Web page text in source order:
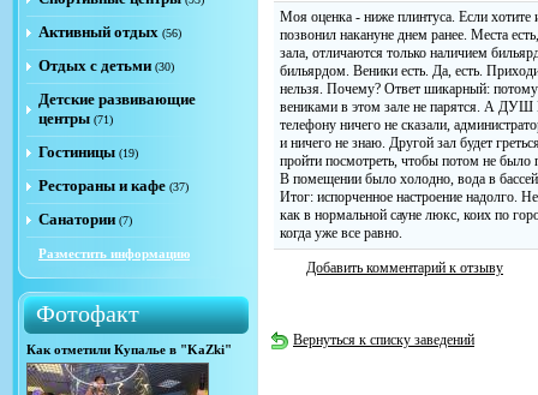
Активный отдых (56)
Отдых с детьми (30)
Детские развивающие
центры (71)
Гостиницы (19)
Рестораны и кафе (37)
Санатории (7)
Разместить информацию
Фотофакт
Как отметили Купалье в "KaZki"
Моя оценка - ниже плинтуса. Если хотите
позвонил накануне днем ранее. Места
зала, отличаются только наличием
бильярдом. Веники есть. Да, есть.
нельзя. Почему? Ответ шикарный:
вениками в этом зале не парятся. А
телефону ничего не сказали,
и ничего не знаю. Другой зал будет
пройти посмотреть, чтобы потом не было
В помещении было холодно, вода в
Итог: испорченное настроение надолго.
как в нормальной сауне люкс, коих по
когда уже все равно.
Добавить комментарий к отзыву
Вернуться к списку заведений